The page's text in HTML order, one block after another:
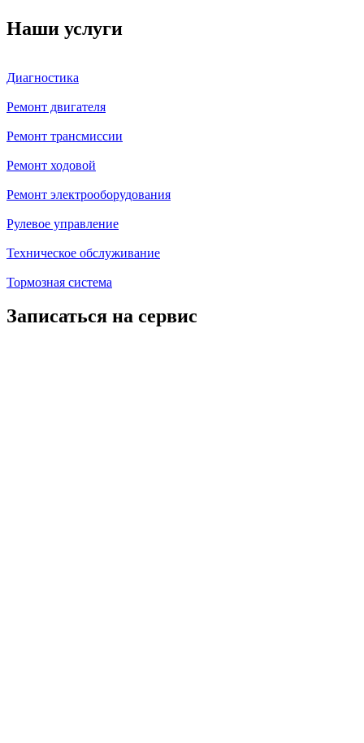
Наши услуги
Диагностика
Ремонт двигателя
Ремонт трансмиссии
Ремонт ходовой
Ремонт электрооборудования
Рулевое управление
Техническое обслуживание
Тормозная система
Записаться на сервис